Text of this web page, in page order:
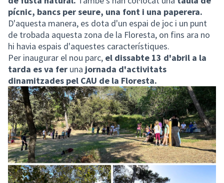
pícnic, bancs per seure, una font i una paperera.
D'aquesta manera, es dota d'un espai de joc i un punt
de trobada aquesta zona de la Floresta, on fins ara no
hi havia espais d'aquestes característiques.
Per inaugurar el nou parc, el dissabte 13 d'abril a la
tarda es va fer una jornada d'activitats
dinamitzades pel CAU de la Floresta.